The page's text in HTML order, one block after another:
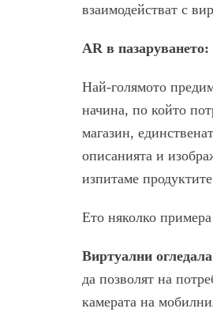
взаимодействат с
AR в
Най-голямото
начина, по който
магазин,
описанията и
изпитаме
Ето няколко
Виртуални
да позволят на
камерата на